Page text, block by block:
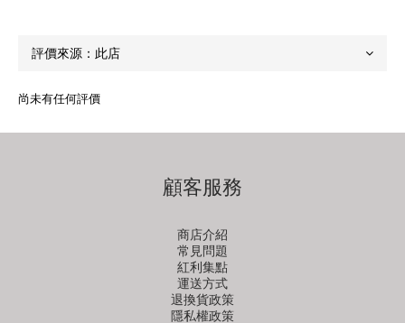
尚未有任何評價
顧客服務
商店介紹
常見問題
紅利集點
運送方式
退換貨政策
隱私權政策